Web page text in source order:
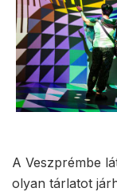
A Veszprémbe
olyan tárlatot